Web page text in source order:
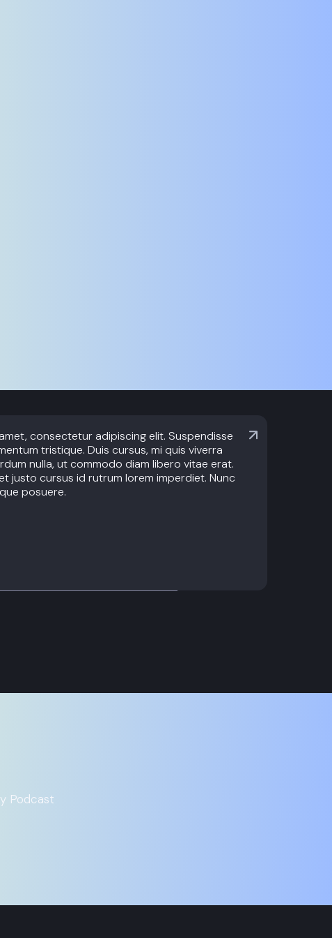
consectetur adipiscing elit. Suspendisse
tristique. Duis cursus, mi quis viverra
nulla, ut commodo diam libero vitae erat.
justo cursus id rutrum lorem imperdiet. Nunc
posuere.